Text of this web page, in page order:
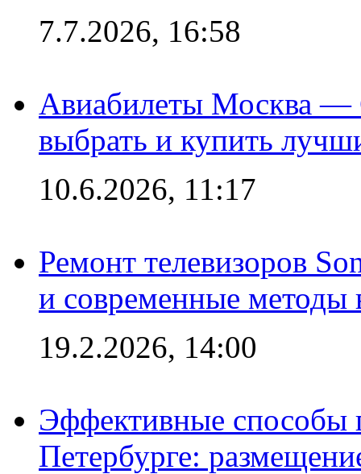
7.7.2026, 16:58
Авиабилеты Москва —
выбрать и купить
10.6.2026, 11:17
Ремонт телевизоров
и современные методы
19.2.2026, 14:00
Эффективные способы
Петербурге: